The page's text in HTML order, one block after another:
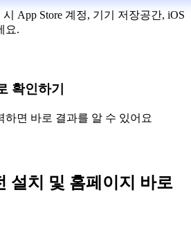
App Store 계정, 기기 저장공간, iOS
요.
확인하기
하면 바로 결과를 알 수 있어요
설치 및 홈페이지 바로